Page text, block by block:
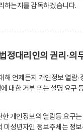
하는지를 감독하겠습니다.
정대리인의 권리·의
해 언제든지 개인정보 열람·
대한 거부 또는 설명 요구
개인정보의 열람등 요구는
미성년자인 정보주체는 정보